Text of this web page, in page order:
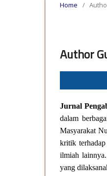
Home /
Author
Jurnal
dalam
Masyarakat
kritik
ilmiah
yang